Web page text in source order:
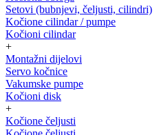
Setovi (bubnjevi, čeljusti, cilindri)
Kočione cilindar / pumpe
Kočioni cilindar
+
Montažni dijelovi
Servo kočnice
Vakumske pumpe
Kočioni disk
+
Kočione čeljusti